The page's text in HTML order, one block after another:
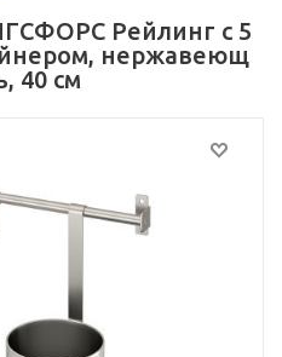
Рейлинг с 5
нержавеющ
40 см